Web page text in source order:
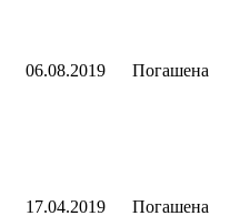
06.08.2019 Погашена
17.04.2019 Погашена